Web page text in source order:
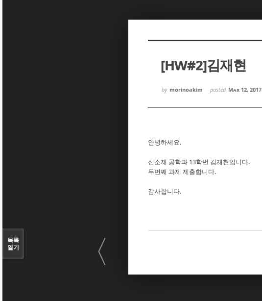
[HW#2]김재현
by morinoakim posted Mar 12, 2017
안녕하세요.
신소재 공학과 13학번 김재현입니다.
두번째 과제 제출합니다.
감사합니다.
〈
목록
열기
Sketchbook5, 스케치북5
Sketchbook5, 스케치북5
Sketchbook5, 스케치북5
Sketchbook5, 스케치북5